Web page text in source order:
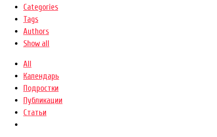
Categories
Tags
Authors
Show all
All
Календарь
Подростки
Публикации
Статьи